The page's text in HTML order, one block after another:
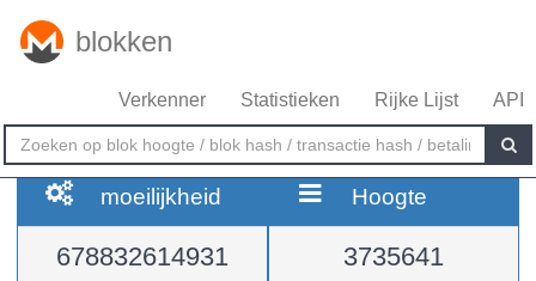
blokken
Verkenner Statistieken Rijke Lijst API
moeilijkheid
678832614931
Hoogte
3735641